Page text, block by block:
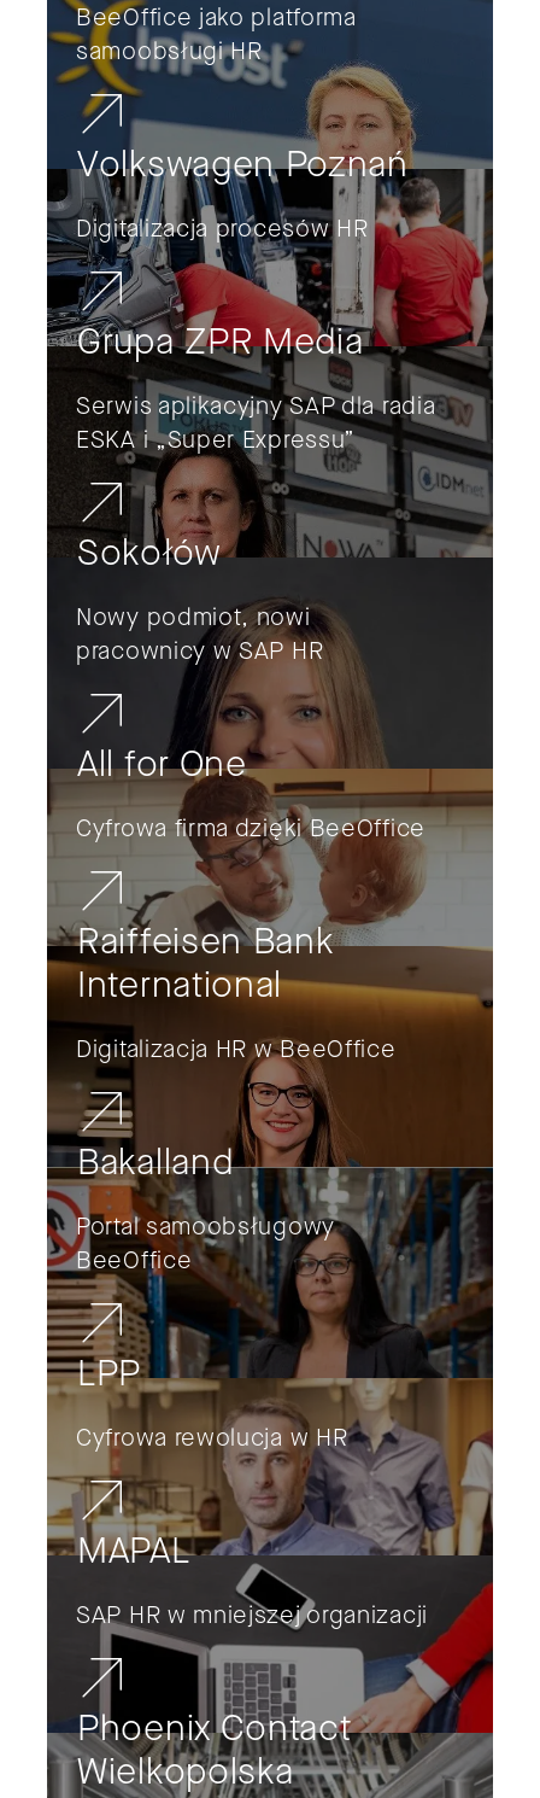
BeeOffice jako platforma
samoobsługi HR
Volkswagen Poznań
Digitalizacja procesów HR
Grupa ZPR Media
Serwis aplikacyjny SAP dla radia
ESKA i „Super Expressu”
Sokołów
Nowy podmiot, nowi
pracownicy w SAP HR
All for One
Cyfrowa firma dzięki BeeOffice
Raiffeisen Bank
International
Digitalizacja HR w BeeOffice
Bakalland
Portal samoobsługowy
BeeOffice
LPP
Cyfrowa rewolucja w HR
MAPAL
SAP HR w mniejszej organizacji
Phoenix Contact
Wielkopolska